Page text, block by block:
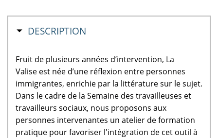
MASQUER
DESCRIPTION
Fruit de plusieurs années d’intervention, La
Valise est née d’une réflexion entre personnes
immigrantes, enrichie par la littérature sur le sujet.
Dans le cadre de la Semaine des travailleuses et
travailleurs sociaux, nous proposons aux
personnes intervenantes un atelier de formation
pratique pour favoriser l'intégration de cet outil à